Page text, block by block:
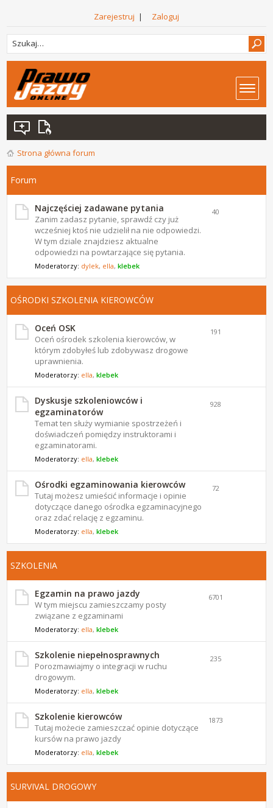
Zarejestruj | Zaloguj
Strona główna forum
Forum
Najczęściej zadawane pytania
Zanim zadasz pytanie, sprawdź czy już
wcześniej ktoś nie udzielił na nie odpowiedzi.
W tym dziale znajdziesz aktualne
odpowiedzi na powtarzające się pytania.
Moderatorzy: dylek, ella,klebek
40
OŚRODKI SZKOLENIA KIEROWCÓW
Oceń OSK
Oceń ośrodek szkolenia kierowców, w
którym zdobyłeś lub zdobywasz drogowe
uprawnienia.
Moderatorzy: ella,klebek
191
Dyskusje szkoleniowców i
egzaminatorów
Temat ten służy wymianie spostrzeżeń i
doświadczeń pomiędzy instruktorami i
egzaminatorami.
Moderatorzy: ella,klebek
928
Ośrodki egzaminowania kierowców
Tutaj możesz umieścić informacje i opinie
dotyczące danego ośrodka egzaminacyjnego
oraz zdać relację z egzaminu.
Moderatorzy: ella,klebek
72
SZKOLENIA
Egzamin na prawo jazdy
W tym miejscu zamieszczamy posty
związane z egzaminami
Moderatorzy: ella,klebek
6701
Szkolenie niepełnosprawnych
Porozmawiajmy o integracji w ruchu
drogowym.
Moderatorzy: ella,klebek
235
Szkolenie kierowców
Tutaj możecie zamieszczać opinie dotyczące
kursów na prawo jazdy
Moderatorzy: ella,klebek
1873
SURVIVAL DROGOWY